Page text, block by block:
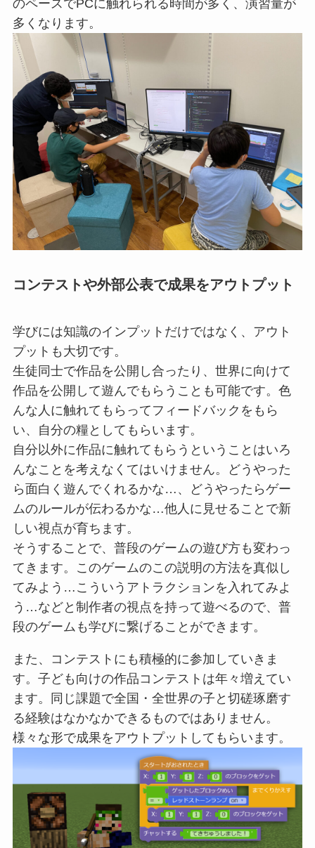
のペースでPCに触れられる時間が多く、演習量が
多くなります。
コンテストや外部公表で成果をアウトプット
学びには知識のインプットだけではなく、アウト
プットも大切です。
生徒同士で作品を公開し合ったり、世界に向けて
作品を公開して遊んでもらうことも可能です。色
んな人に触れてもらってフィードバックをもら
い、自分の糧としてもらいます。
自分以外に作品に触れてもらうということはいろ
んなことを考えなくてはいけません。どうやった
ら面白く遊んでくれるかな…、どうやったらゲー
ムのルールが伝わるかな…他人に見せることで新
しい視点が育ちます。
そうすることで、普段のゲームの遊び方も変わっ
てきます。このゲームのこの説明の方法を真似し
てみよう…こういうアトラクションを入れてみよ
う…などと制作者の視点を持って遊べるので、普
段のゲームも学びに繋げることができます。
また、コンテストにも積極的に参加していきま
す。子ども向けの作品コンテストは年々増えてい
ます。同じ課題で全国・全世界の子と切磋琢磨す
る経験はなかなかできるものではありません。
様々な形で成果をアウトプットしてもらいます。